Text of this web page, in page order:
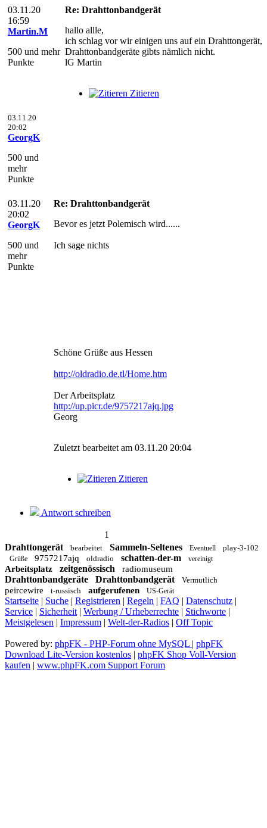
03.11.20
16:59
Martin.M
500 und mehr
Punkte
Re: Drahttonbandgerät
hallo allle,
ich schlag vor wir einigen uns auf ein Drahttongerät,
Drahttonbandgeräte gibts nämlich nicht.
lG Martin
Zitieren
03.11.20
20:02
GeorgK
500 und
mehr
Punkte
03.11.20
20:02
GeorgK
500 und
mehr
Punkte
Re: Drahttonbandgerät
Bevor es jetzt Polemisch wird......
Ich sage nichts
Schöne Grüße aus Hessen
http://oldradio.de.tl/Home.htm
Der Arbeitsplatz
http://up.picr.de/9757217ajq.jpg
Georg
Zuletzt bearbeitet am 03.11.20 20:04
Zitieren
Antwort schreiben
1
Drahttongerät
bearbeitet Sammeln-Seltenes Eventuell play-3-102
Grüße 9757217ajq oldradio schatten-der-m vereinigt
Arbeitsplatz zeitgenössisch radiomuseum
Drahttonbandgeräte Drahttonbandgerät Vermutlich
peircewire t-russisch aufgerufenen US-Gerät
Startseite | Suche | Registrieren | Regeln | FAQ | Datenschutz |
Service | Sicherheit | Werbung / Urheberrechte | Stichworte |
Meistgelesen | Impressum | Welt-der-Radios | Off Topic
Powered by: phpFK - PHP-Forum ohne MySQL | phpFK
Download Lite-Version kostenlos | phpFK Shop Voll-Version
kaufen | www.phpFK.com Support Forum